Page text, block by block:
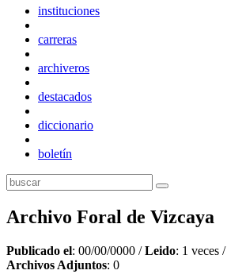
instituciones
carreras
archiveros
destacados
diccionario
boletín
Archivo Foral de Vizcaya
Publicado el: 00/00/0000 /Leido: 1 veces /
Archivos Adjuntos: 0